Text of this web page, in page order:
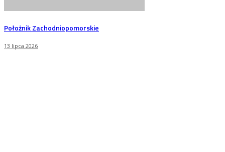
Położnik Zachodniopomorskie
13 lipca 2026